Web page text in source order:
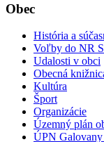
Obec
História a
Voľby do NR
Udalosti v obci
Obecná
Kultúra
Šport
Organizácie
Územný plán
ÚPN Galovany